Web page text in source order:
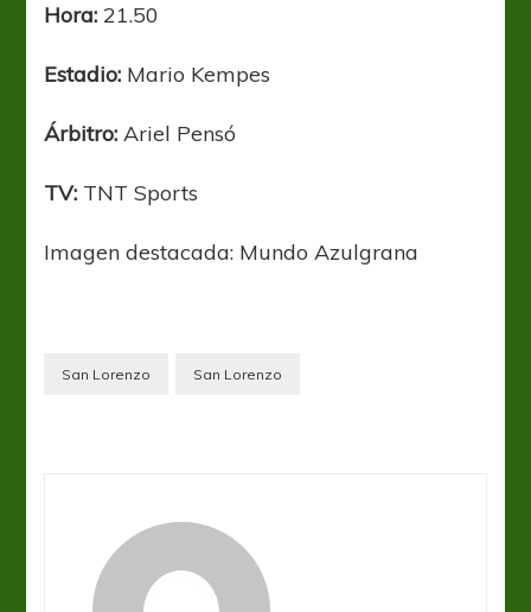
Hora: 21.50
Estadio: Mario Kempes
Árbitro: Ariel Pensó
TV: TNT Sports
Imagen destacada: Mundo Azulgrana
San Lorenzo San Lorenzo